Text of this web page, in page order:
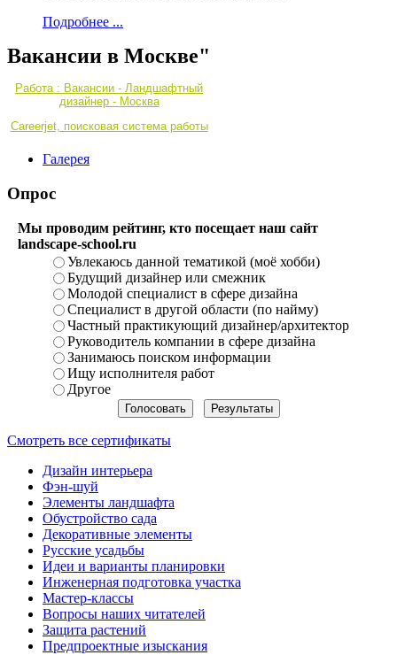
Подробнее ...
Вакансии в Москве"
Работа : Вакансии - Ландшафтный
дизайнер - Москва
Careerjet, поисковая система работы
Галерея
Опрос
Мы проводим рейтинг, кто посещает наш сайт
landscape-school.ru
Увлекаюсь данной тематикой (моё хобби)
Будущий дизайнер или смежник
Молодой специалист в сфере дизайна
Специалист в другой области (по найму)
Частный практикующий дизайнер/архитектор
Руководитель компании в сфере дизайна
Занимаюсь поиском информации
Ищу исполнителя работ
Другое
Смотреть все сертификаты
Дизайн интерьера
Фэн-шуй
Элементы ландшафта
Обустройство сада
Декоративные элементы
Русские усадьбы
Идеи и варианты планировки
Инженерная подготовка участка
Мастер-классы
Вопросы наших читателей
Защита растений
Предпроектные изыскания